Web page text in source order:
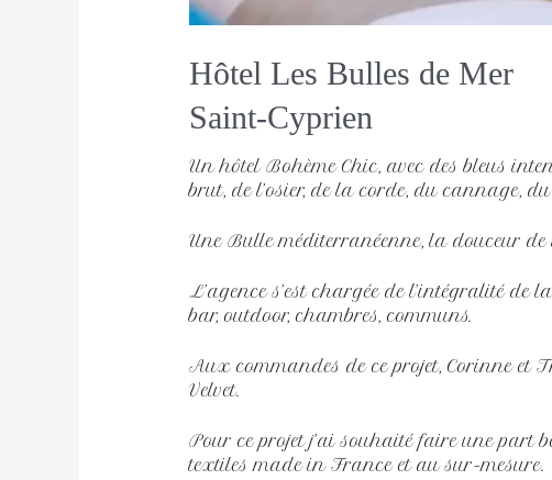
Hôtel Les Bulles de Mer
Saint-Cyprien
Un hôtel Bohème Chic, avec des bleus
brut, de l’osier, de la corde, du cannage,
Une Bulle méditerranéenne, la douceur
L’agence s’est chargée de l’intégralité
bar, outdoor, chambres, communs.
Aux commandes de ce projet, Corinne et
Velvet.
Pour ce projet j’ai souhaité faire une part
textiles made in France et au sur-mesure.